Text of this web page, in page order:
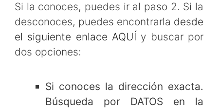
Si la conoces, puedes ir al paso 2. Si la
desconoces, puedes encontrarla desde
el siguiente enlace AQUÍ y buscar por
dos opciones:
Si conoces la dirección exacta.
Búsqueda por DATOS en la